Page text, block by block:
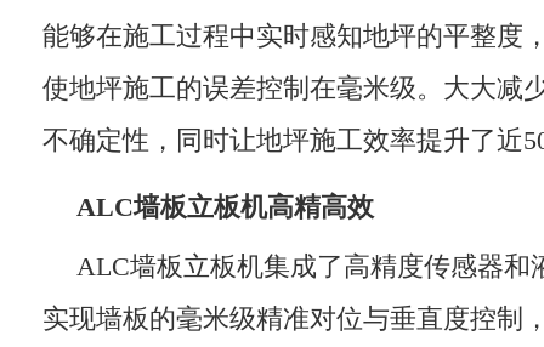
能够在施工过程中实时感知地坪的平整度
使地坪施工的误差控制在毫米级。大大减
不确定性，同时让地坪施工效率提升了近
ALC墙板立板机高精高效
ALC墙板立板机集成了高精度传感器和
实现墙板的毫米级精准对位与垂直度控制